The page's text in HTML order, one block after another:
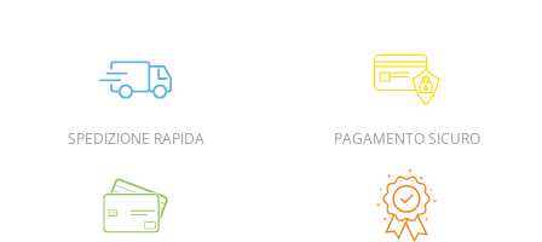
SPEDIZIONE RAPIDA PAGAMENTO SICURO